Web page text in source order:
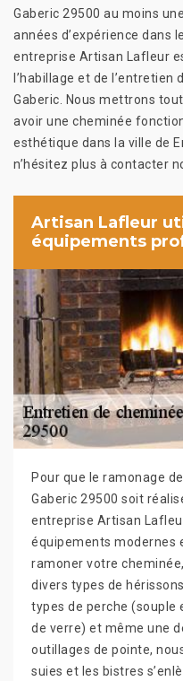
Gaberic 29500 au moins
années d’expérience dans
entreprise Artisan Lafleur
l’habillage et de l’entretien
Gaberic. Nous mettrons
avoir une cheminée
esthétique dans la ville de
n’hésitez plus à contacter
Artisan Lafleur
équipements
Pour que le ramonage
Gaberic 29500 soit
entreprise Artisan
équipements modernes
ramoner votre
divers types de
types de perche (souple
de verre) et même une
outillages de pointe,
suies et les bistres